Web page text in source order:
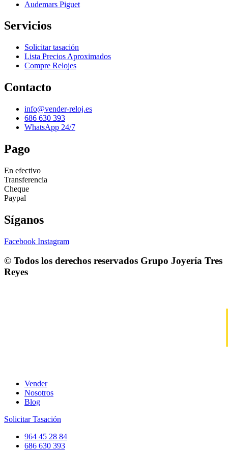
Audemars Piguet
Servicios
Solicitar tasación
Lista Precios Aproximados
Compre Relojes
Contacto
info@vender-reloj.es
686 630 393
WhatsApp 24/7
Pago
En efectivo
Transferencia
Cheque
Paypal
Síganos
Facebook Instagram
© Todos los derechos reservados Grupo Joyería Tres
Reyes
Vender
Nosotros
Blog
Solicitar Tasación
964 45 28 84
686 630 393